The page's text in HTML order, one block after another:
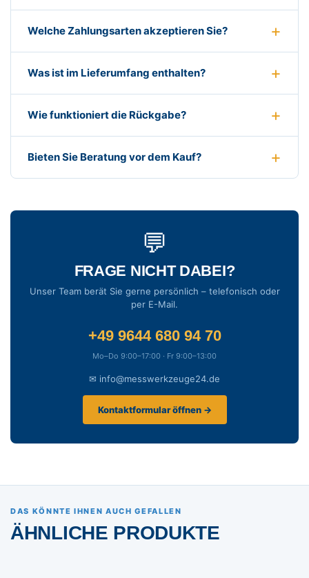
Welche Zahlungsarten akzeptieren Sie?
Was ist im Lieferumfang enthalten?
Wie funktioniert die Rückgabe?
Bieten Sie Beratung vor dem Kauf?
💬
FRAGE NICHT DABEI?
Unser Team berät Sie gerne persönlich – telefonisch oder
per E-Mail.
+49 9644 680 94 70
Mo–Do 9:00–17:00 · Fr 9:00–13:00
✉ info@messwerkzeuge24.de
Kontaktformular öffnen →
DAS KÖNNTE IHNEN AUCH GEFALLEN
ÄHNLICHE PRODUKTE